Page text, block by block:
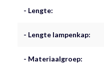
- Lengte:
- Lengte lampenkap:
- Materiaalgroep: